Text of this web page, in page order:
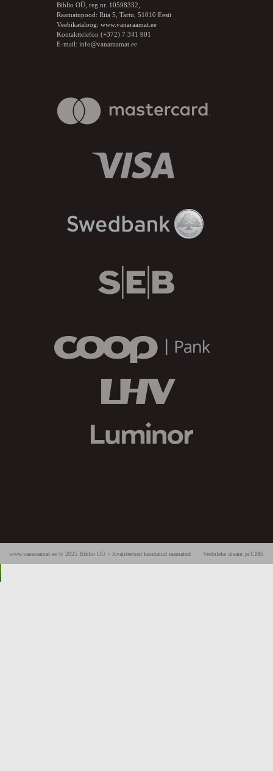
Biblio OÜ, reg.nr. 10598332,
Raamatupood: Riia 5, Tartu, 51010 Eesti
Veebikataloog: www.vanaraamat.ee
Kontakttelefon (+372) 7 341 901
E-mail: info@vanaraamat.ee
Veebilehe disain ja CMS
www.vanaraamat.ee © 2025 Biblio OÜ » Kvaliteetsed kasutatud raamatud